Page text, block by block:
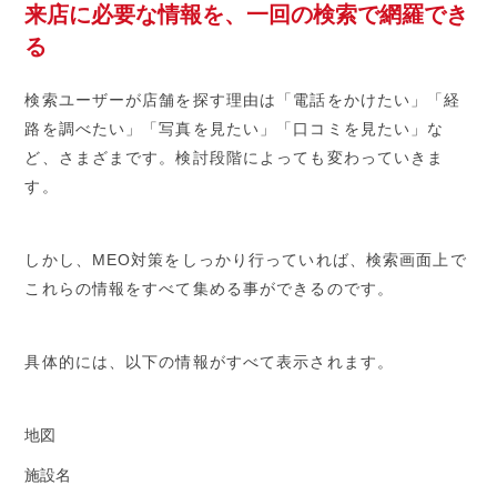
来店に必要な情報を、一回の検索で網羅でき
る
検索ユーザーが店舗を探す理由は「電話をかけたい」「経
路を調べたい」「写真を見たい」「口コミを見たい」な
ど、さまざまです。検討段階によっても変わっていきま
す。
しかし、MEO対策をしっかり行っていれば、検索画面上で
これらの情報をすべて集める事ができるのです。
具体的には、以下の情報がすべて表示されます。
地図
施設名